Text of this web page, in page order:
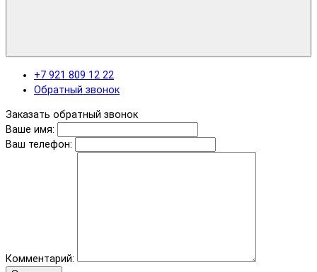
+7 921 809 12 22
Обратный звонок
Заказать обратный звонок
Ваше имя:
Ваш телефон:
Комментарий: